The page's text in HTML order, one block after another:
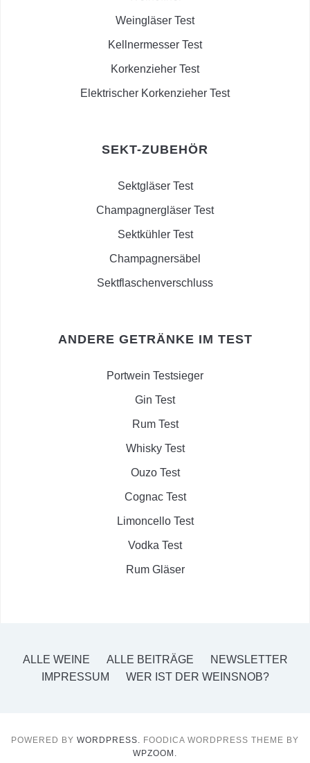
Weingläser Test
Kellnermesser Test
Korkenzieher Test
Elektrischer Korkenzieher Test
SEKT-ZUBEHÖR
Sektgläser Test
Champagnergläser Test
Sektkühler Test
Champagnersäbel
Sektflaschenverschluss
ANDERE GETRÄNKE IM TEST
Portwein Testsieger
Gin Test
Rum Test
Whisky Test
Ouzo Test
Cognac Test
Limoncello Test
Vodka Test
Rum Gläser
ALLE WEINE ALLE BEITRÄGE
NEWSLETTER
IMPRESSUM
WER IST DER WEINSNOB?
POWERED BY WORDPRESS. FOODICA WORDPRESS THEME BY
WPZOOM.